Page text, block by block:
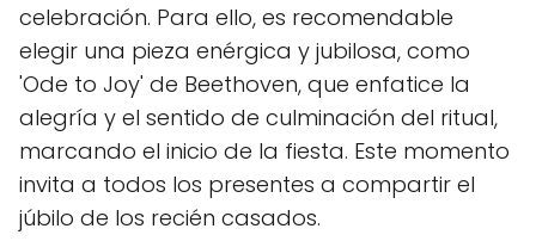
celebración. Para ello, es recomendable
elegir una pieza enérgica y jubilosa, como
'Ode to Joy' de Beethoven, que enfatice la
alegría y el sentido de culminación del ritual,
marcando el inicio de la fiesta. Este momento
invita a todos los presentes a compartir el
júbilo de los recién casados.